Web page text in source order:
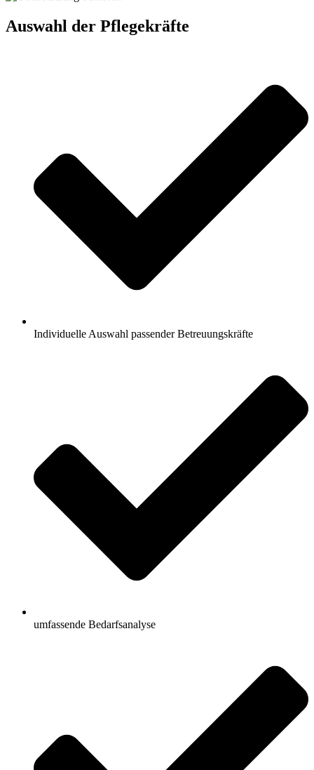
Auswahl der Pflegekräfte
Individuelle Auswahl passender Betreuungskräfte
umfassende Bedarfsanalyse